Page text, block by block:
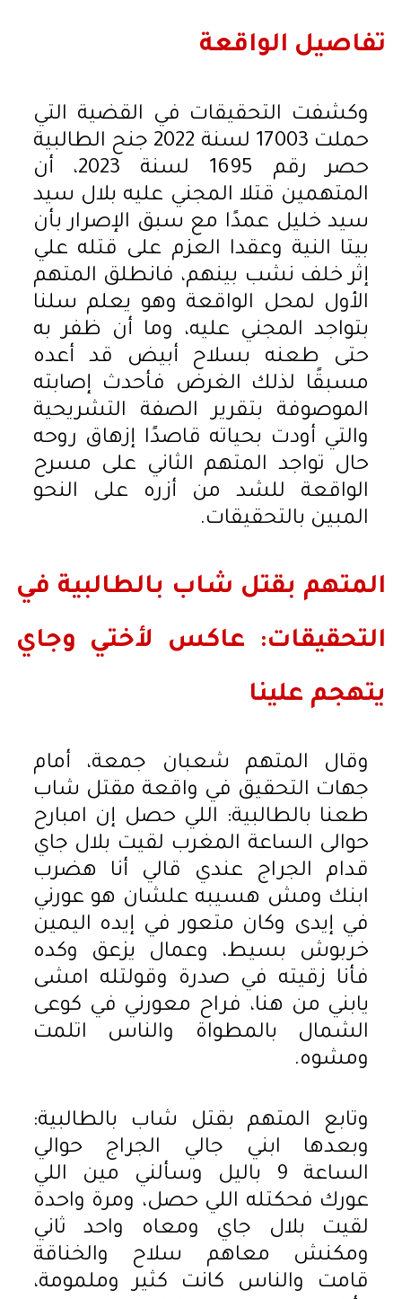
تفاصيل الواقعة
وكشفت التحقيقات في القضية التي
حملت 17003 لسنة 2022 جنح الطالبية
حصر رقم 1695 لسنة 2023، أن
المتهمين قتلا المجني عليه بلال سيد
سيد خليل عمدًا مع سبق الإصرار بأن
بيتا النية وعقدا العزم على قتله علي
إثر خلف نشب بينهم، فانطلق المتهم
الأول لمحل الواقعة وهو يعلم سلنا
بتواجد المجني عليه، وما أن ظفر به
حتى طعنه بسلاح أبيض قد أعده
مسبقًا لذلك الغرض فأحدث إصابته
الموصوفة بتقرير الصفة التشريحية
والتي أودت بحياته قاصدًا إزهاق روحه
حال تواجد المتهم الثاني على مسرح
الواقعة للشد من أزره على النحو
المبين بالتحقيقات.
المتهم بقتل شاب بالطالبية في
التحقيقات: عاكس لأختي وجاي
يتهجم علينا
وقال المتهم شعبان جمعة، أمام
جهات التحقيق في واقعة مقتل شاب
طعنا بالطالبية: اللي حصل إن امبارح
حوالى الساعة المغرب لقيت بلال جاي
قدام الجراج عندي قالي أنا هضرب
ابنك ومش هسيبه علشان هو عورني
في إيدى وكان متعور في إيده اليمين
خربوش بسيط، وعمال يزعق وكده
فأنا زقيته في صدرة وقولتله امشى
يابني من هنا، فراح معورني في كوعى
الشمال بالمطواة والناس اتلمت
ومشوه.
وتابع المتهم بقتل شاب بالطالبية:
وبعدها ابني جالي الجراج حوالي
الساعة 9 باليل وسألني مين اللي
عورك فحكتله اللي حصل، ومرة واحدة
لقيت بلال جاي ومعاه واحد ثاني
ومكنش معاهم سلاح والخناقة
قامت والناس كانت كثير وملمومة،